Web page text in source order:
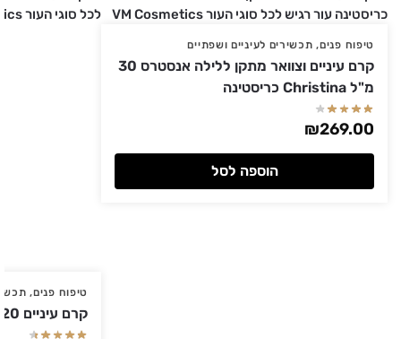
טיפוח פנים, תכשירים לעיניים ושפתיים
קרם עיניים וצוואר מתקן ללילה אנסטרס 30
מ"ל Christina כריסטינה
₪269.00
הוספה לסל
טיפוח פנים,
קרם עיניים TEXTURE 20 מ"ל GIGI ג'יג'י